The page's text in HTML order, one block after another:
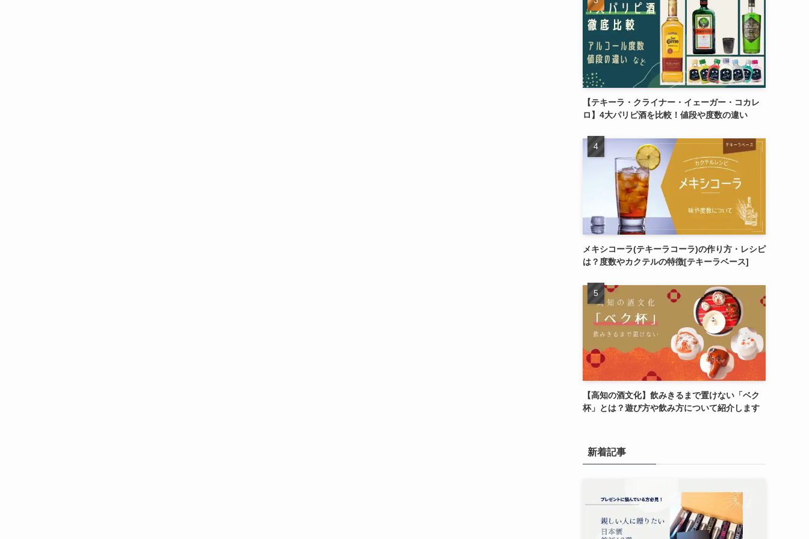
【テキーラ・クライナー・イェーガー・コカレ
ロ】4大パリピ酒を比較！値段や度数の違い
メキシコーラ(テキーラコーラ)の作り方・レシピ
は？度数やカクテルの特徴[テキーラベース]
【高知の酒文化】飲みきるまで置けない「ベク
杯」とは？遊び方や飲み方について紹介します
新着記事